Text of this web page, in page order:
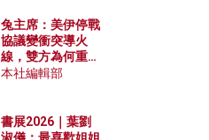
兔主席：美伊停戰
協議變衝突導火
線，雙方為何重啟
戰爭？伊朗一早洞
本社編輯部
書展2026｜葉劉